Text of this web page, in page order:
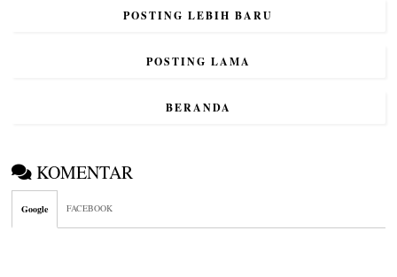
POSTING LEBIH BARU
POSTING LAMA
BERANDA
KOMENTAR
Google FACEBOOK